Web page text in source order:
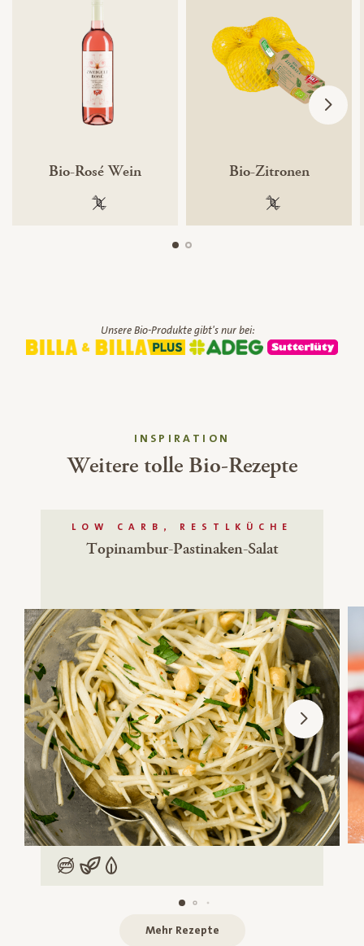
Bio-Rosé Wein
100 % gentechnikfrei
Bio-Zitronen
100 %
Unsere Bio-Produkte gibt's nur bei:
INSPIRATION
Weitere tolle Bio-Rezepte
LOW CARB, RESTLKÜCHE
Topinambur-Pastinaken-Salat
Low Carb
Vegan
Vegetarisch
Mehr Rezepte